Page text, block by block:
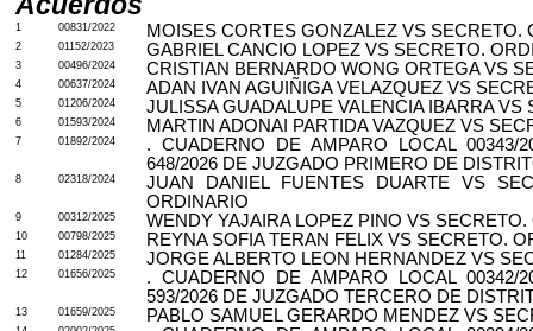
1 00831/2022 MOISES CORTES GONZALEZ VS SECRETO.
2 01152/2023 GABRIEL CANCIO LOPEZ VS SECRETO.
3 00496/2024 CRISTIAN BERNARDO WONG ORTEGA VS
4 00637/2024 ADAN IVAN AGUIÑIGA VELAZQUEZ VS
5 01206/2024 JULISSA GUADALUPE VALENCIA IBARRA VS
6 01593/2024 MARTIN ADONAI PARTIDA VAZQUEZ VS
7 01892/2024
. CUADERNO DE AMPARO LOCAL 00343/
648/2026 DE JUZGADO PRIMERO DE
8 02318/2024
JUAN DANIEL FUENTES DUARTE VS
ORDINARIO
9 00312/2025 WENDY YAJAIRA LOPEZ PINO VS
10 00798/2025 REYNA SOFIA TERAN FELIX VS SECRETO.
11 01284/2025 JORGE ALBERTO LEON HERNANDEZ VS
12 01656/2025
. CUADERNO DE AMPARO LOCAL 00342/
593/2026 DE JUZGADO TERCERO DE
13 01659/2025 PABLO SAMUEL GERARDO MENDEZ VS